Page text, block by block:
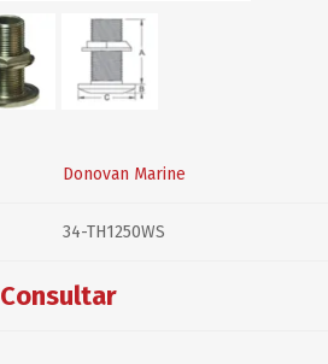
Donovan Marine
34-TH1250WS
Consultar